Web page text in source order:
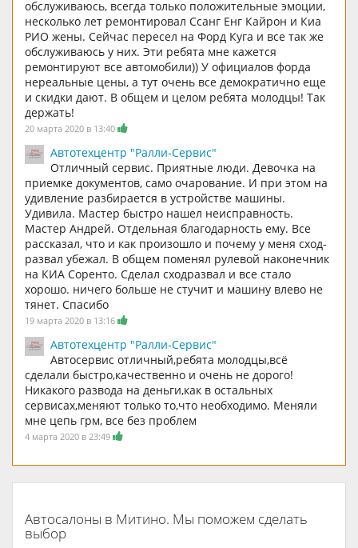
обслуживаюсь, всегда только положительные эмоции,
несколько лет ремонтировал Ссанг Енг Кайрон и Киа
РИО жены. Сейчас пересел на Форд Куга и все так же
обслуживаюсь у них. Эти ребята мне кажется
ремонтируют все автомобили)) У официалов форда
нереальные цены, а тут очень все демократично еще
и скидки дают. В общем и целом ребята молодцы! Так
держать!
20 марта 2020 в 13:40
Автотехцентр "Ралли-Сервис"
Отличный сервис. Приятные люди. Девочка на
приемке документов, само очарование. И при этом на
удивление разбирается в устройстве машины.
Удивила. Мастер быстро нашел неисправность.
Мастер Андрей. Отдельная благодарность ему. Все
рассказал, что и как произошло и почему у меня сход-
развал убежал. В общем поменял рулевой наконечник
на КИА Соренто. Сделал сходразвал и все стало
хорошо. ничего больше не стучит и машину влево не
тянет. Спасибо
19 марта 2020 в 13:16
Автотехцентр "Ралли-Сервис"
Автосервис отличный,ребята молодцы,всё
сделали быстро,качественно и очень не дорого!
Никакого развода на деньги,как в остальных
сервисах,меняют только то,что необходимо. Меняли
мне цепь грм, все без проблем
4 марта 2020 в 23:49
Автосалоны в Митино. Мы поможем сделать
выбор